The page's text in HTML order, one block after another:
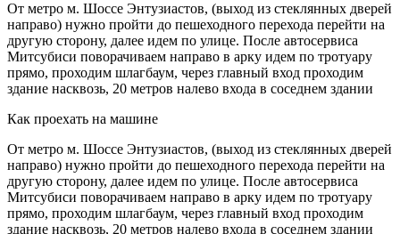
От метро м. Шоссе Энтузиастов, (выход из стеклянных дверей
направо) нужно пройти до пешеходного перехода перейти на
другую сторону, далее идем по улице. После автосервиса
Митсубиси поворачиваем направо в арку идем по тротуару
прямо, проходим шлагбаум, через главный вход проходим
здание насквозь, 20 метров налево входа в соседнем здании
Как проехать на машине
От метро м. Шоссе Энтузиастов, (выход из стеклянных дверей
направо) нужно пройти до пешеходного перехода перейти на
другую сторону, далее идем по улице. После автосервиса
Митсубиси поворачиваем направо в арку идем по тротуару
прямо, проходим шлагбаум, через главный вход проходим
здание насквозь, 20 метров налево входа в соседнем здании